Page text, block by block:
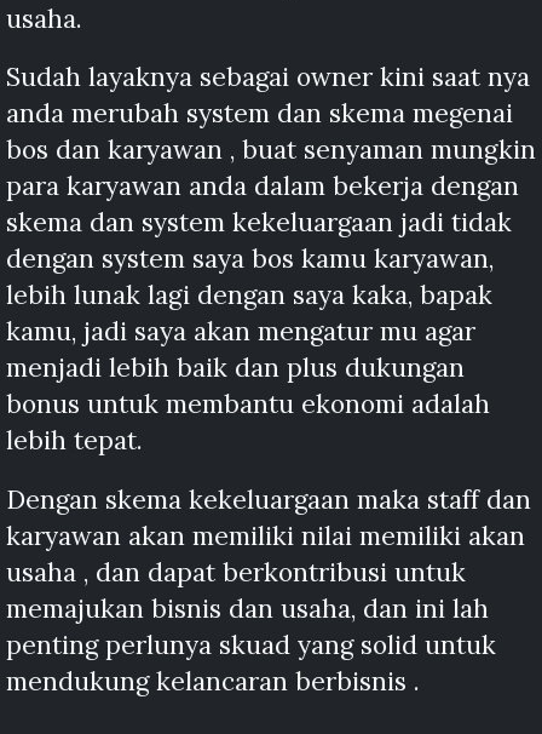
usaha.
Sudah layaknya sebagai owner kini saat nya
anda merubah system dan skema megenai
bos dan karyawan , buat senyaman mungkin
para karyawan anda dalam bekerja dengan
skema dan system kekeluargaan jadi tidak
dengan system saya bos kamu karyawan,
lebih lunak lagi dengan saya kaka, bapak
kamu, jadi saya akan mengatur mu agar
menjadi lebih baik dan plus dukungan
bonus untuk membantu ekonomi adalah
lebih tepat.
Dengan skema kekeluargaan maka staff dan
karyawan akan memiliki nilai memiliki akan
usaha , dan dapat berkontribusi untuk
memajukan bisnis dan usaha, dan ini lah
penting perlunya skuad yang solid untuk
mendukung kelancaran berbisnis .